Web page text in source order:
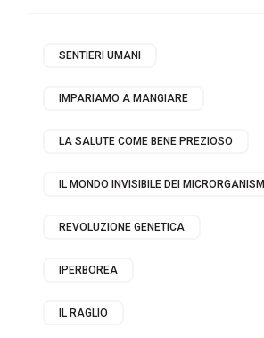
SENTIERI UMANI
IMPARIAMO A MANGIARE
LA SALUTE COME BENE PREZIOSO
IL MONDO INVISIBILE DEI MICRORGANISMI
REVOLUZIONE GENETICA
IPERBOREA
IL RAGLIO